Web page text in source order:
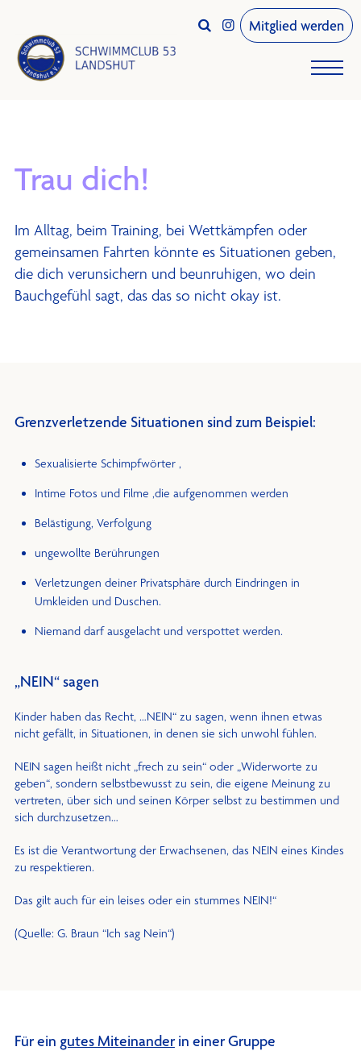
  Mitglied werden
Trau dich!
Im Alltag, beim Training, bei Wettkämpfen oder
gemeinsamen Fahrten könnte es Situationen geben,
die dich verunsichern und beunruhigen, wo dein
Bauchgefühl sagt, das das so nicht okay ist.
Grenzverletzende Situationen sind zum Beispiel:
Sexualisierte Schimpfwörter ,
Intime Fotos und Filme ,die aufgenommen werden
Belästigung, Verfolgung
ungewollte Berührungen
Verletzungen deiner Privatsphäre durch Eindringen in
Umkleiden und Duschen.
Niemand darf ausgelacht und verspottet werden.
„NEIN“ sagen
Kinder haben das Recht, …NEIN“ zu sagen, wenn ihnen etwas
nicht gefällt, in Situationen, in denen sie sich unwohl fühlen.
NEIN sagen heißt nicht „frech zu sein“ oder „Widerworte zu
geben“, sondern selbstbewusst zu sein, die eigene Meinung zu
vertreten, über sich und seinen Körper selbst zu bestimmen und
sich durchzusetzen…
Es ist die Verantwortung der Erwachsenen, das NEIN eines Kindes
zu respektieren.
Das gilt auch für ein leises oder ein stummes NEIN!“
(Quelle: G. Braun “Ich sag Nein“)
Für ein gutes Miteinanderin einer Gruppe